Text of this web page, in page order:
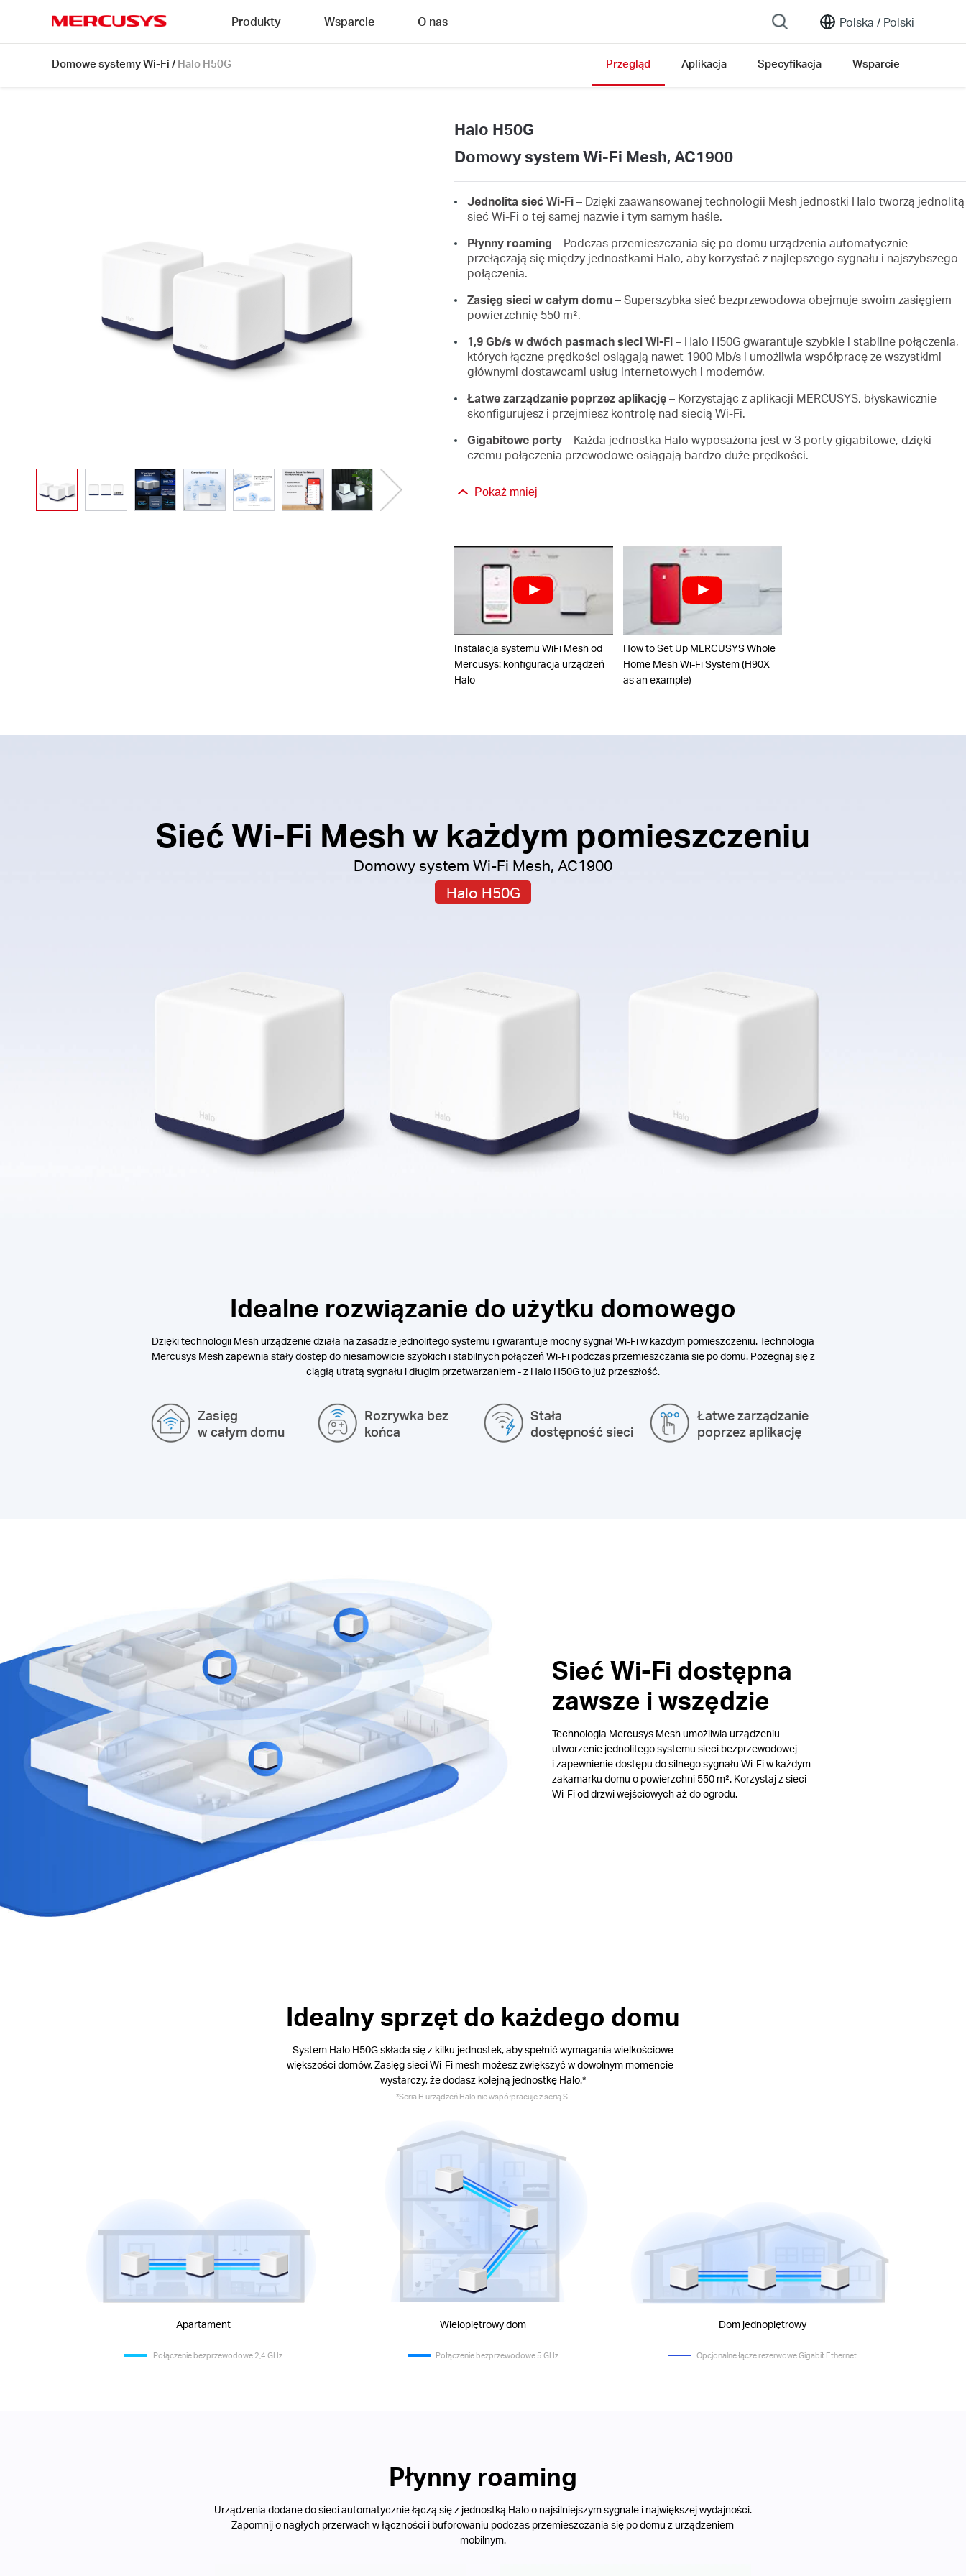
Polska / Polski
Produkty Wsparcie O nas
Domowe systemy Wi-Fi / Halo H50G Przegląd Aplikacja Specyfikacja Wsparcie
Halo H50G
Domowy system Wi-Fi Mesh, AC1900
Jednolita sieć Wi-Fi– Dzięki zaawansowanej technologii Mesh jednostki Halo tworzą jednolitą
sieć Wi-Fi o tej samej nazwie i tym samym haśle.
Płynny roaming – Podczas przemieszczania się po domu urządzenia automatycznie
przełączają się między jednostkami Halo, aby korzystać z najlepszego sygnału i najszybszego
połączenia.
Zasięg sieci w całym domu– Superszybka sieć bezprzewodowa obejmuje swoim zasięgiem
powierzchnię 550 m².
1,9 Gb/s w dwóch pasmach sieci Wi-Fi– Halo H50G gwarantuje szybkie i stabilne połączenia,
których łączne prędkości osiągają nawet 1900 Mb/s i umożliwia współpracę ze wszystkimi
głównymi dostawcami usług internetowych i modemów.
Łatwe zarządzanie poprzez aplikację– Korzystając z aplikacji MERCUSYS, błyskawicznie
skonfigurujesz i przejmiesz kontrolę nad siecią Wi-Fi.
Gigabitowe porty– Każda jednostka Halo wyposażona jest w 3 porty gigabitowe, dzięki
czemu połączenia przewodowe osiągają bardzo duże prędkości.
Pokaż mniej
Instalacja systemu WiFi Mesh od
Mercusys: konfiguracja urządzeń
Halo
How to Set Up MERCUSYS Whole
Home Mesh Wi-Fi System (H90X
as an example)
Sieć Wi-Fi Mesh w każdym pomieszczeniu
Domowy system Wi-Fi Mesh, AC1900
Halo H50G
Idealne rozwiązanie do użytku domowego
Dzięki technologii Mesh urządzenie działa na zasadzie jednolitego systemu i gwarantuje mocny sygnał Wi-Fi w każdym pomieszczeniu. Technologia
Mercusys Mesh zapewnia stały dostęp do niesamowicie szybkich i stabilnych połączeń Wi-Fi podczas przemieszczania się po domu. Pożegnaj się z
ciągłą utratą sygnału i długim przetwarzaniem - z Halo H50G to już przeszłość.
Zasięg
w całym domu
Rozrywka bez
końca
Stała
dostępność sieci
Łatwe zarządzanie
poprzez aplikację
Sieć Wi-Fi dostępna
zawsze i wszędzie
Technologia Mercusys Mesh umożliwia urządzeniu
utworzenie jednolitego systemu sieci bezprzewodowej
i zapewnienie dostępu do silnego sygnału Wi-Fi w każdym
zakamarku domu o powierzchni 550 m². Korzystaj z sieci
Wi-Fi od drzwi wejściowych aż do ogrodu.
Idealny sprzęt do każdego domu
System Halo H50G składa się z kilku jednostek, aby spełnić wymagania wielkościowe
większości domów. Zasięg sieci Wi-Fi mesh możesz zwiększyć w dowolnym momencie -
wystarczy, że dodasz kolejną jednostkę Halo.*
*Seria H urządzeń Halo nie współpracuje z serią S.
Apartament Wielopiętrowy dom Dom jednopiętrowy
Połączenie bezprzewodowe 2,4 GHz Połączenie bezprzewodowe 5 GHz Opcjonalne łącze rezerwowe Gigabit Ethernet
Płynny roaming
Urządzenia dodane do sieci automatycznie łączą się z jednostką Halo o najsilniejszym sygnale i największej wydajności.
Zapomnij o nagłych przerwach w łączności i buforowaniu podczas przemieszczania się po domu z urządzeniem
mobilnym.